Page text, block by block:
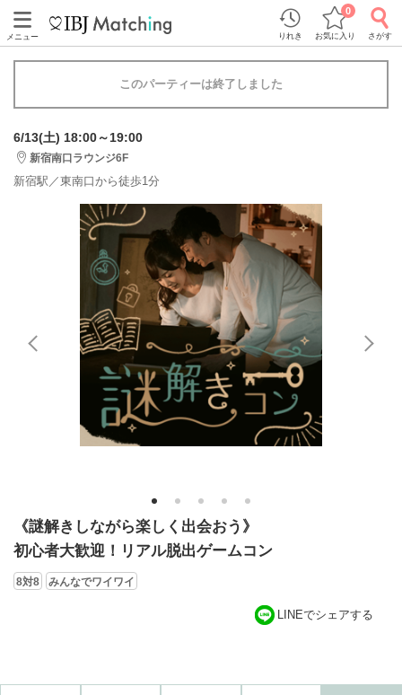
メニュー りれき お気に入り
0
さがす
このパーティーは終了しました
6/13(土) 18:00～19:00
新宿南口ラウンジ6F
新宿駅／東南口から徒歩1分
1 2 3 4 5
《謎解きしながら楽しく出会おう》
初心者大歓迎！リアル脱出ゲームコン
8対8 みんなでワイワイ
LINEでシェアする